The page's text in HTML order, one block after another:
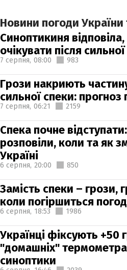
Новини погоди України
Синоптикиня
очікувати після
7 серпня, 08:00 983
Грози накриють
сильної спеки:
7 серпня, 06:21 2159
Спека почне
розповіли, коли та як
Україні
6 серпня, 20:00 850
Замість спеки – грози,
коли погіршиться
6 серпня, 18:53 1986
Українці фіксують +50
"домашніх"
синоптики